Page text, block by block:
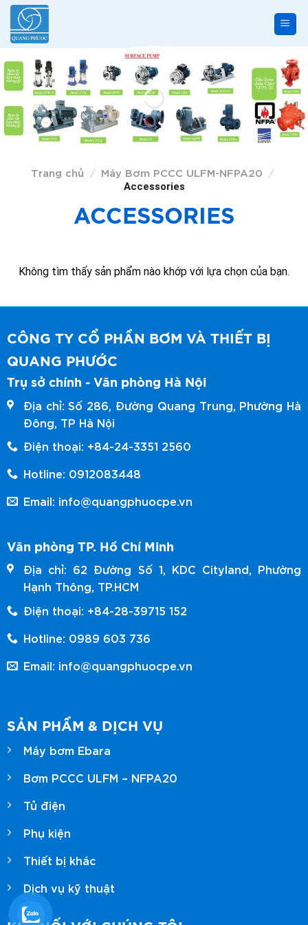
Skip
content
Trang chủ / Máy Bơm PCCC ULFM-NFPA20 /
Accessories
ACCESSORIES
Không tìm thấy sản phẩm nào khớp với lựa chọn của bạn.
CÔNG TY CỔ PHẦN BƠM VÀ THIẾT BỊ
QUANG PHƯỚC
Trụ sở chính - Văn phòng Hà Nội
Địa chỉ: Số 286, Đường Quang Trung, Phường Hà
Đông, TP Hà Nội
Điện thoại: +84-24-3351 2560
Hotline: 0912083448
Email: info@quangphuocpe.vn
Văn phòng TP. Hồ Chí Minh
Địa chỉ: 62 Đường Số 1, KDC Cityland, Phường
Hạnh Thông, TP.HCM
Điện thoại: +84-28-39715 152
Hotline: 0989 603 736
Email: info@quangphuocpe.vn
SẢN PHẨM & DỊCH VỤ
Máy bơm Ebara
Bơm PCCC ULFM – NFPA20
Tủ điện
Phụ kiện
Thiết bị khác
Dịch vụ kỹ thuật